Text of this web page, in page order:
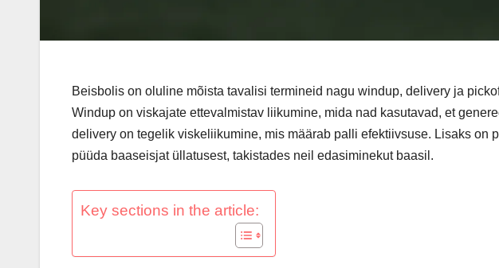
Beisbolis on oluline mõista tavalisi termineid nagu windup, delivery ja
Windup on viskajate ettevalmistav liikumine, mida nad kasutavad, et
delivery on tegelik viskeliikumine, mis määrab palli efektiivsuse. Lisaks on
püüda baaseisjat üllatusest, takistades neil edasiminekut baasil.
Key sections in the article: